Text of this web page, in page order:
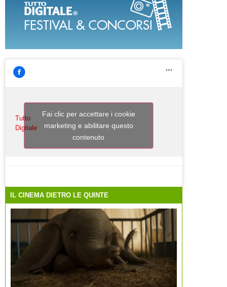
Tutto
Digitale
Fai clic per accettare i cookie
marketing e abilitare questo
contenuto
IL CINEMA DIETRO LE QUINTE